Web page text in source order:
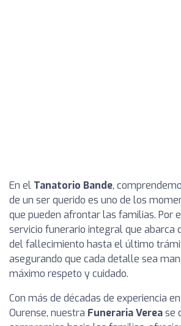
En el Tanatorio Bande,
de un ser querido es uno de los
que pueden afrontar las familias. Por
servicio funerario integral que abarca
del fallecimiento hasta el último
asegurando que cada detalle sea
máximo respeto y cuidado.
Con más de décadas de experiencia
Ourense, nuestra Funeraria Verease